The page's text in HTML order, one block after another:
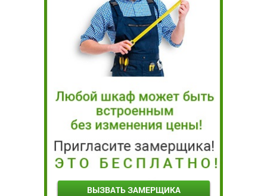
ВЫЗВАТЬ ЗАМЕРЩИКА